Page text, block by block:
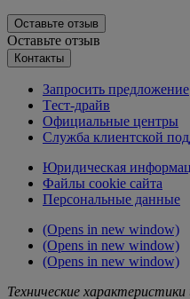
Оставьте отзыв
Оставьте отзыв
Контакты
Запросить предложение
Tест-драйв
Официальные центры
Служба клиентской
Юридическая
Файлы cookie сайта
Персональные данные
(Opens in new window)
(Opens in new window)
(Opens in new window)
Технические